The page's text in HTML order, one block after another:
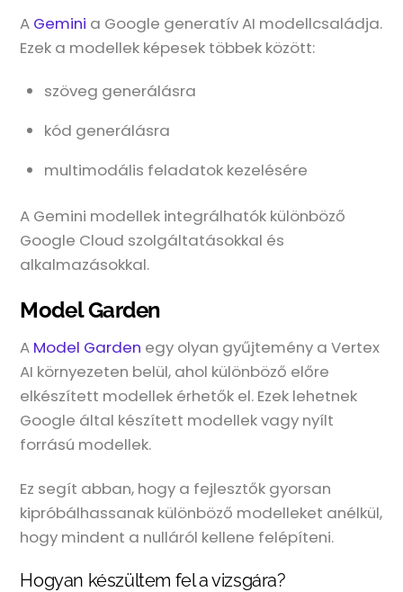
A Gemini a Google generatív AI modellcsaládja.
Ezek a modellek képesek többek között:
szöveg generálásra
kód generálásra
multimodális feladatok kezelésére
A Gemini modellek integrálhatók különböző
Google Cloud szolgáltatásokkal és
alkalmazásokkal.
Model Garden
A Model Garden egy olyan gyűjtemény a Vertex
AI környezeten belül, ahol különböző előre
elkészített modellek érhetők el. Ezek lehetnek
Google által készített modellek vagy nyílt
forrású modellek.
Ez segít abban, hogy a fejlesztők gyorsan
kipróbálhassanak különböző modelleket anélkül,
hogy mindent a nulláról kellene felépíteni.
Hogyan készültem fel a vizsgára?